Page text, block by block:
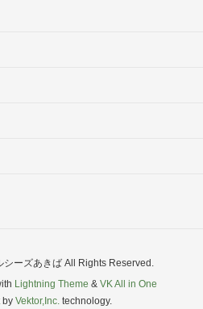
ーズあきば All Rights Reserved.
Lightning Theme & VK All in One
by Vektor,Inc. technology.